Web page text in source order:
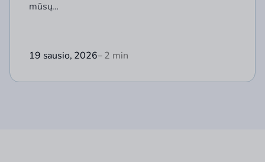
mūsų…
19 sausio, 2026– 2 min